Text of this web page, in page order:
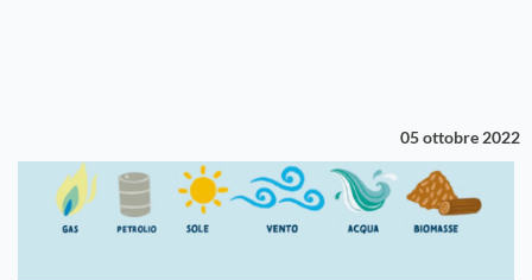
05 ottobre 2022